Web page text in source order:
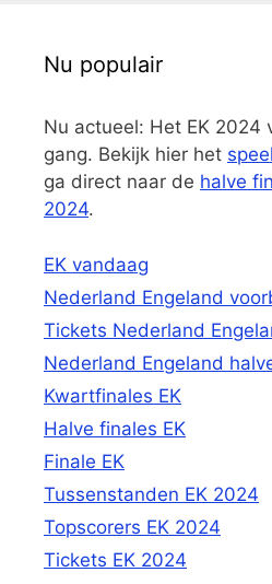
Nu populair
Nu actueel: Het EK 2024
gang. Bekijk hier het
ga direct naar de halve
2024.
EK vandaag
Nederland Engeland
Tickets Nederland
Nederland Engeland
Kwartfinales EK
Halve finales EK
Finale EK
Tussenstanden EK 2024
Topscorers EK 2024
Tickets EK 2024